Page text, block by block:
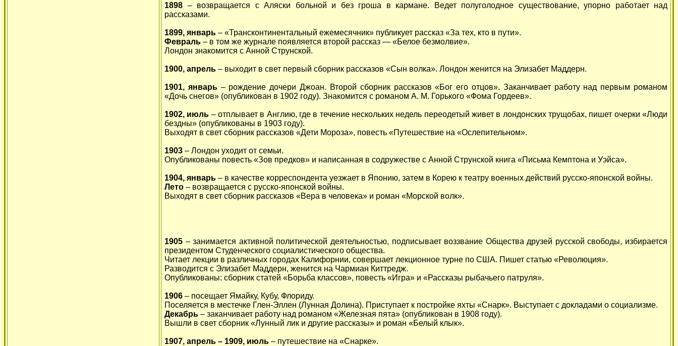
1898 – возвращается с Аляски больной и без гроша в кармане. Ведет полуголодное существование, упорно работает над
рассказами.
1899, январь – «Трансконтинентальный ежемесячник» публикует рассказ «За тех, кто в пути».
Февраль – в том же журнале появляется второй рассказ — «Белое безмолвие».
Лондон знакомится с Анной Струнской.
1900, апрель – выходит в свет первый сборник рассказов «Сын волка». Лондон женится на Элизабет Маддерн.
1901, январь– рождение дочери Джоан. Второй сборник рассказов «Бог его отцов». Заканчивает работу над первым романом
«Дочь снегов» (опубликован в 1902 году). Знакомится с романом А. М. Горького «Фома Гордеев».
1902, июль – отплывает в Англию, где в течение нескольких недель переодетый живет в лондонских трущобах, пишет очерки «Люди
бездны» (опубликованы в 1903 году).
Выходят в свет сборник рассказов «Дети Мороза», повесть «Путешествие на «Ослепительном».
1903 – Лондон уходит от семьи.
Опубликованы повесть «Зов предков» и написанная в содружестве с Анной Струнской книга «Письма Кемптона и Уэйса».
1904, январь – в качестве корреспондента уезжает в Японию, затем в Корею к театру военных действий русско-японской войны.
Лето – возвращается с русско-японской войны.
Выходят в свет сборник рассказов «Вера в человека» и роман «Морской волк».
1905 – занимается активной политической деятельностью, подписывает воззвание Общества друзей русской свободы, избирается
президентом Студенческого социалистического общества.
Читает лекции в различных городах Калифорнии, совершает лекционное турне по США. Пишет статью «Революция».
Разводится с Элизабет Маддерн, женится на Чармиан Киттредж.
Опубликованы: сборник статей «Борьба классов», повесть «Игра» и «Рассказы рыбачьего патруля».
1906 – посещает Ямайку, Кубу, Флориду.
Поселяется в местечке Глен-Эллен (Лунная Долина). Приступает к постройке яхты «Снарк». Выступает с докладами о социализме.
Декабрь – заканчивает работу над романом «Железная пята» (опубликован в 1908 году).
Вышли в свет сборник «Лунный лик и другие рассказы» и роман «Белый клык».
1907, апрель – 1909, июль – путешествие на «Снарке».